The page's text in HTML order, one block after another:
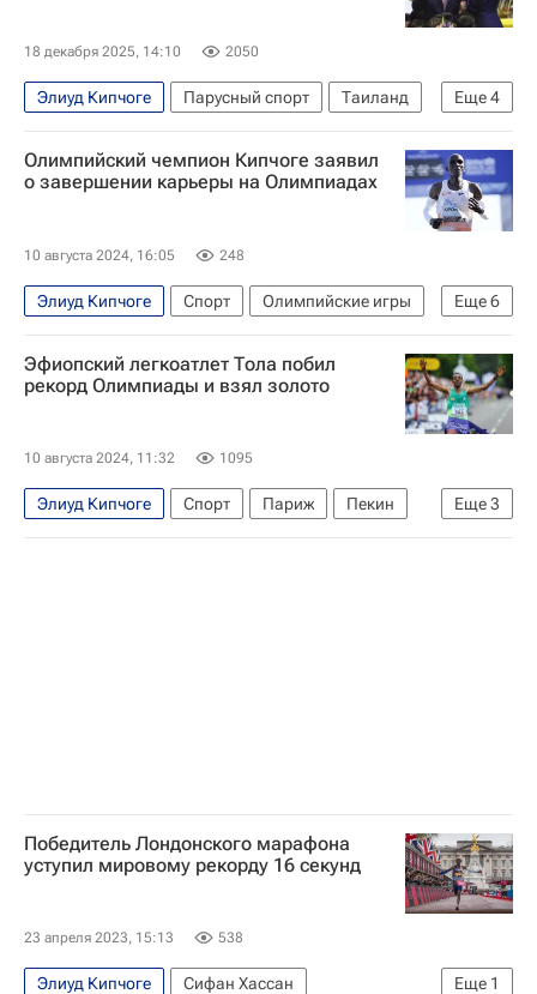
18 декабря 2025, 14:10 2050
Еще4
Элиуд Кипчоге Парусный спорт
Таиланд
Паттайя
Маха Ватчиралонгкон
Малайзия
Спорт
Олимпийский чемпион Кипчоге заявил
о завершении карьеры на Олимпиадах
10 августа 2024, 16:05 248
Еще6
Элиуд Кипчоге Спорт
Олимпийские игры
Рио-де-Жанейро (город)
Лос-Анджелес
Токио
Летние Олимпийские игры 2024
Легкая атлетика
Эфиопский легкоатлет Тола побил
рекорд Олимпиады и взял золото
10 августа 2024, 11:32 1095
Еще3
Элиуд Кипчоге Спорт Париж
Пекин
Кения
Летние Олимпийские игры 2024
Победитель Лондонского марафона
уступил мировому рекорду 16 секунд
23 апреля 2023, 15:13 538
Еще 1
Элиуд Кипчоге
Сифан Хассан